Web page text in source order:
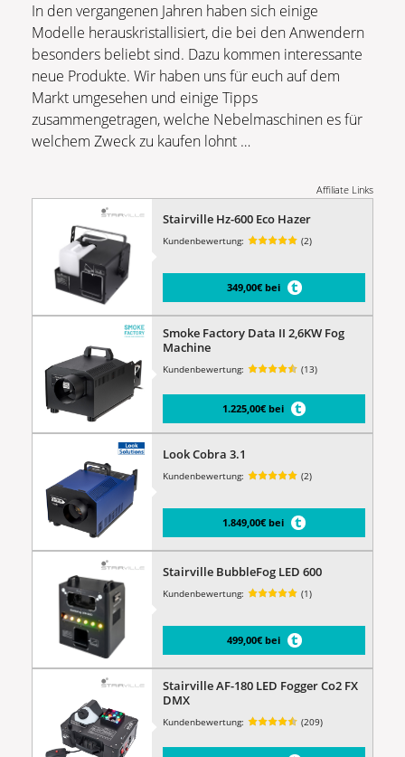
In den vergangenen Jahren haben sich einige
Modelle herauskristallisiert, die bei den Anwendern
besonders beliebt sind. Dazu kommen interessante
neue Produkte. Wir haben uns für euch auf dem
Markt umgesehen und einige Tipps
zusammengetragen, welche Nebelmaschinen es für
welchem Zweck zu kaufen lohnt …
Affiliate Links
Stairville Hz-600 Eco Hazer
Kundenbewertung: (2)
349,00€ bei
Smoke Factory Data II 2,6KW Fog
Machine
Kundenbewertung: (13)
1.225,00€ bei
Look Cobra 3.1
Kundenbewertung: (2)
1.849,00€ bei
Stairville BubbleFog LED 600
Kundenbewertung: (1)
499,00€ bei
Stairville AF-180 LED Fogger Co2 FX
DMX
Kundenbewertung: (209)